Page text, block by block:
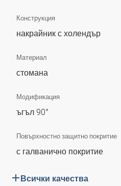
Конструкция
накрайник с холендър
Материал
стомана
Модификация
ъгъл 90°
Повърхностно защитно покритие
с галванично покритие
Всички качества